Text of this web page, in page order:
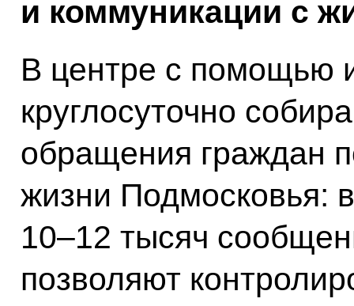
и коммуникации с
В центре с помощью
круглосуточно
обращения граждан
жизни Подмосковья:
10–12 тысяч
позволяют